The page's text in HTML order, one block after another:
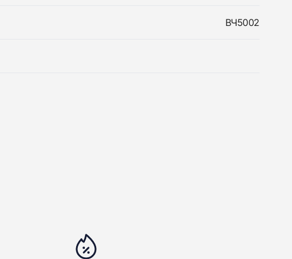
ВЧ5002